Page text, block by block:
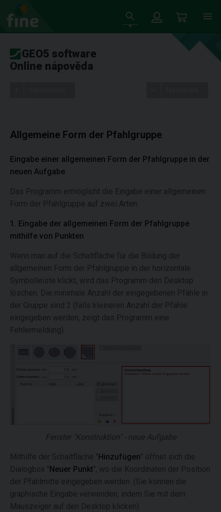
GEO5 software
Online nápověda
Allgemeine Form der Pfahlgruppe
Eingabe einer allgemeinen Form der Pfahlgruppe in der
neuen Aufgabe
Das Programm ermöglicht die Eingabe einer allgemeinen
Form der Pfahlgruppe auf zwei Arten:
1. Eingabe der allgemeinen Form der Pfahlgruppe
mithilfe von Punkten
Wenn man auf die Schaltfläche für die Bildung der
allgemeinen Form der Pfahlgruppe in der horizontale
Symbolleiste klickt, wird das Programm den Desktop
löschen. Die minimale Anzahl der eingegebenen Pfähle in
der Gruppe sind 2 (falls kleineren Anzahl der Pfähle
eingegeben werden, zeigt das Programm eine
Fehlermeldung).
Fenster "Konstruktion" - neue Aufgabe
Mithilfe der Schaltfläche " Hinzufügen" öffnet sich die
Dialogbox " Neuer Punkt", wo die Koordinaten der Position
der Pfahlmitte eingegeben werden. (Sie können die
graphische Eingabe verwenden, indem Sie mit dem
Mauszeiger auf den Desktop klicken).